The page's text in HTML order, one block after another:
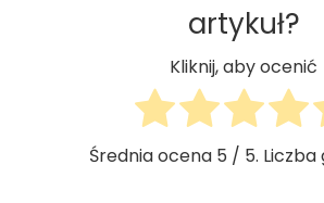
artykuł?
Kliknij, aby ocenić
Średnia ocena 5 / 5. Liczba